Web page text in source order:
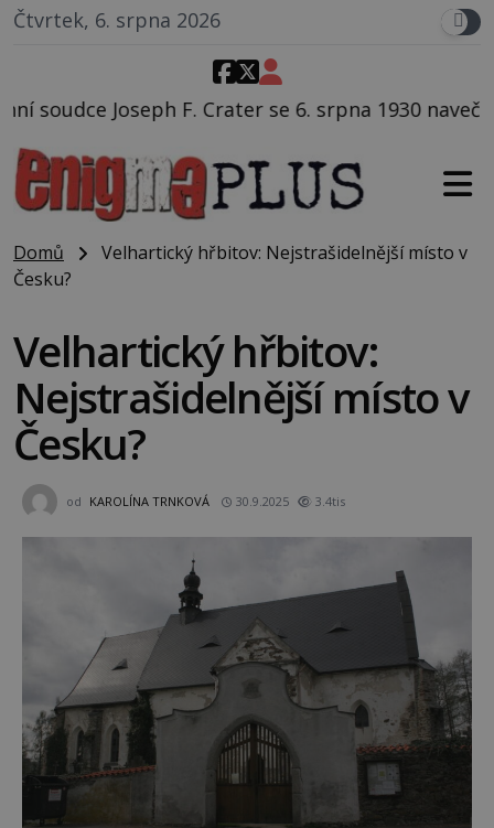
Čtvrtek, 6. srpna 2026
se 6. srpna 1930 navečeří ve své oblíbené
Domů
Velhartický hřbitov: Nejstrašidelnější místo v
Česku?
Velhartický hřbitov:
Nejstrašidelnější místo v
Česku?
od KAROLÍNA TRNKOVÁ 30.9.2025 3.4tis